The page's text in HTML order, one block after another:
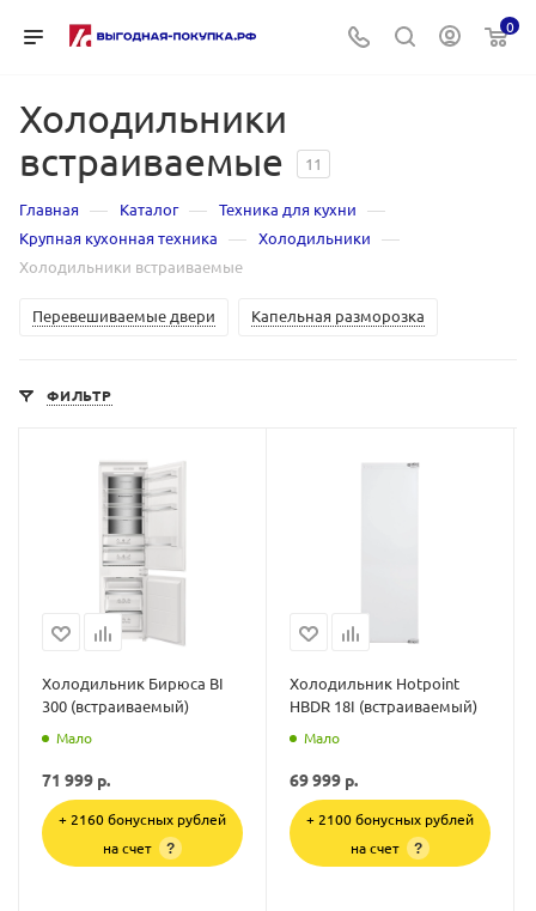
0
Холодильники
встраиваемые
11
Главная — Каталог — Техника для кухни —
Крупная кухонная техника — Холодильники —
Холодильники встраиваемые
Перевешиваемые двери Капельная разморозка
ФИЛЬТР
Холодильник Бирюса BI
300 (встраиваемый)
Мало
71 999 р.
+ 2160 бонусных рублей
на счет
?
Холодильник Hotpoint
HBDR 18I (встраиваемый)
Мало
69 999 р.
+ 2100 бонусных рублей
на счет
?